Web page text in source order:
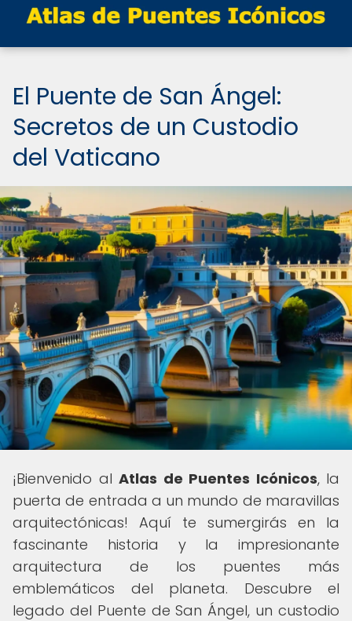
El Puente de San Ángel:
Secretos de un Custodio
del Vaticano
¡Bienvenido al Atlas de Puentes Icónicos, la
puerta de entrada a un mundo de maravillas
arquitectónicas! Aquí te sumergirás en la
fascinante historia y la impresionante
arquitectura de los puentes más
emblemáticos del planeta. Descubre el
legado del Puente de San Ángel, un custodio